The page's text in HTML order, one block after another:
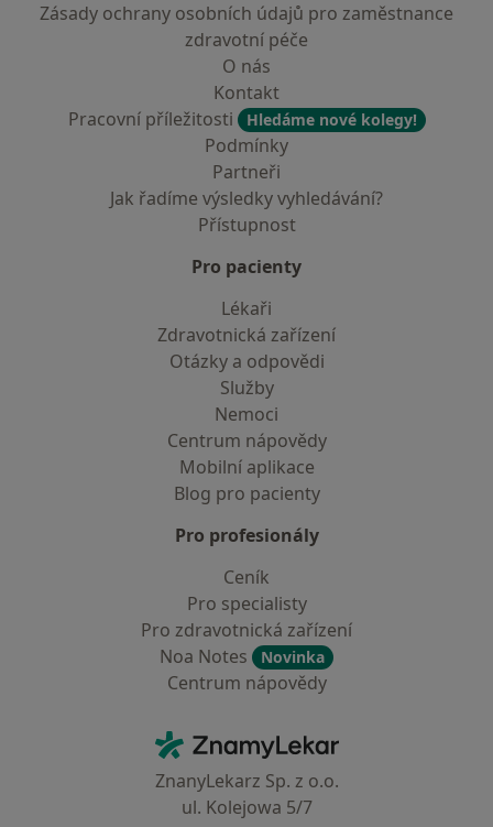
Zásady ochrany osobních údajů pro zaměstnance
zdravotní péče
O nás
Kontakt
Pracovní příležitosti
Hledáme nové kolegy!
Podmínky
Partneři
Jak řadíme výsledky vyhledávání?
Přístupnost
Pro pacienty
Lékaři
Zdravotnická zařízení
Otázky a odpovědi
Služby
Nemoci
Centrum nápovědy
Mobilní aplikace
Blog pro pacienty
Pro profesionály
Ceník
Pro specialisty
Pro zdravotnická zařízení
Noa Notes
Novinka
Centrum nápovědy
ZnamyLekar - Hlavní stránka
ZnanyLekarz Sp. z o.o.
ul. Kolejowa 5/7